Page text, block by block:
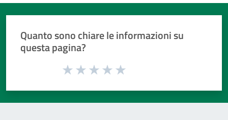
Quanto sono chiare le informazioni su
questa pagina?
Valuta da 1 a 5 stelle la pagina